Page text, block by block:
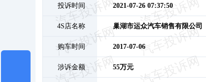
投诉时间 2021-07-26 07:37:50
4S店名称 巢湖市运众汽车销售有限公司
购车时间 2017-07-06
涉诉金额 55万元